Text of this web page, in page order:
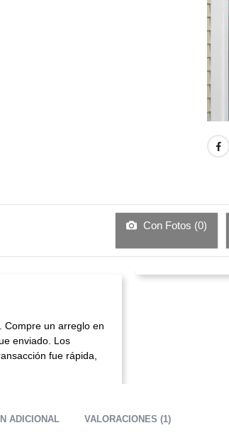
Con Fotos (0)
Compre un arreglo en
enviado. Los
fue rápida,
ADICIONAL VALORACIONES (1)